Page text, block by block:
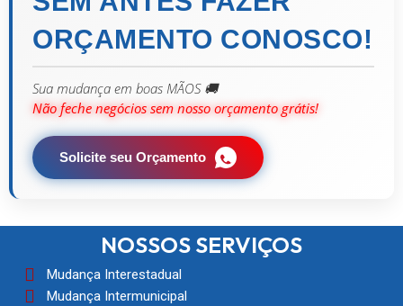
ORÇAMENTO CONOSCO!
Sua mudança em boas MÃOS 🚚
Não feche negócios sem nosso orçamento grátis!
Solicite seu Orçamento
NOSSOS SERVIÇOS
Mudança Interestadual
Mudança Intermunicipal